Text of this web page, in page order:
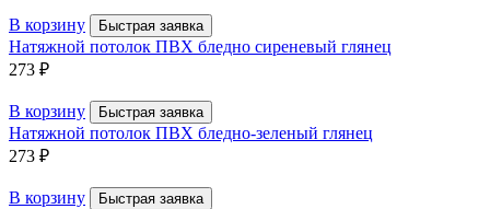
В корзину Быстрая заявка
Натяжной потолок ПВХ бледно сиреневый глянец
273 ₽
В корзину Быстрая заявка
Натяжной потолок ПВХ бледно-зеленый глянец
273 ₽
В корзину Быстрая заявка